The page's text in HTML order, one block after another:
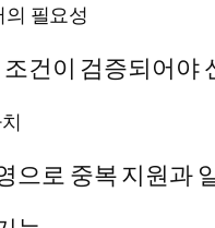
필요성
건이 검증되어야
으로 중복 지원과